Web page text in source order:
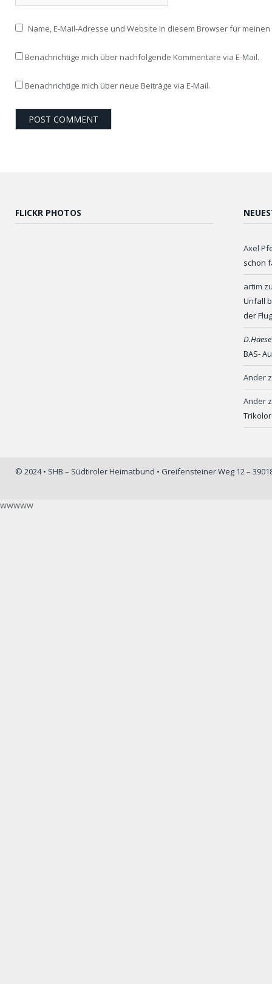
Name, E-Mail-Adresse und Website in diesem Browser für
Benachrichtige mich über nachfolgende Kommentare via E-Mail.
Benachrichtige mich über neue Beiträge via E-Mail.
FLICKR PHOTOS
Axel
schon
artim
Unfall
der
BAS-
Ander
Ander
© 2024 • SHB – Südtiroler Heimatbund • Greifensteiner Weg 12 –
wwwww